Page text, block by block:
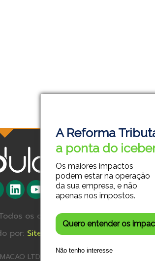
A Reforma
a ponta do
Os maiores impactos
podem estar na operação
da sua empresa, e não
apenas nos impostos.
Quero entender os
Não tenho interesse
os direitos reservados.
por: Site SA
LTDA – 23.179.572/0001-85